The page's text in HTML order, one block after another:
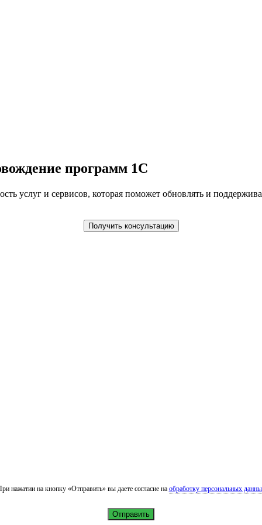
программ 1С
услуг и сервисов, которая поможет обновлять и
Получить консультацию
нажатии на кнопку «Отправить» вы даете согласие на обработку персональных
Отправить